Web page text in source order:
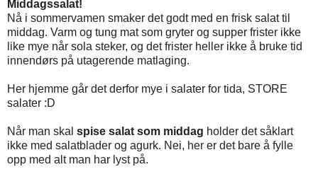
Middagssalat!
Nå i sommervamen smaker det godt med en frisk salat til
middag. Varm og tung mat som gryter og supper frister ikke
like mye når sola steker, og det frister heller ikke å bruke tid
innendørs på utagerende matlaging.
Her hjemme går det derfor mye i salater for tida, STORE
salater :D
Når man skal spise salat som middag holder det såklart
ikke med salatblader og agurk. Nei, her er det bare å fylle
opp med alt man har lyst på.